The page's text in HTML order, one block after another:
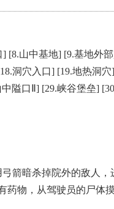
] [8.山中基地] [9.基地外部
洞穴入口] [19.地热洞穴
隘口Ⅱ ] [29.峡谷堡垒] [30
箭暗杀掉院外的敌人
药物，从驾驶员的尸体